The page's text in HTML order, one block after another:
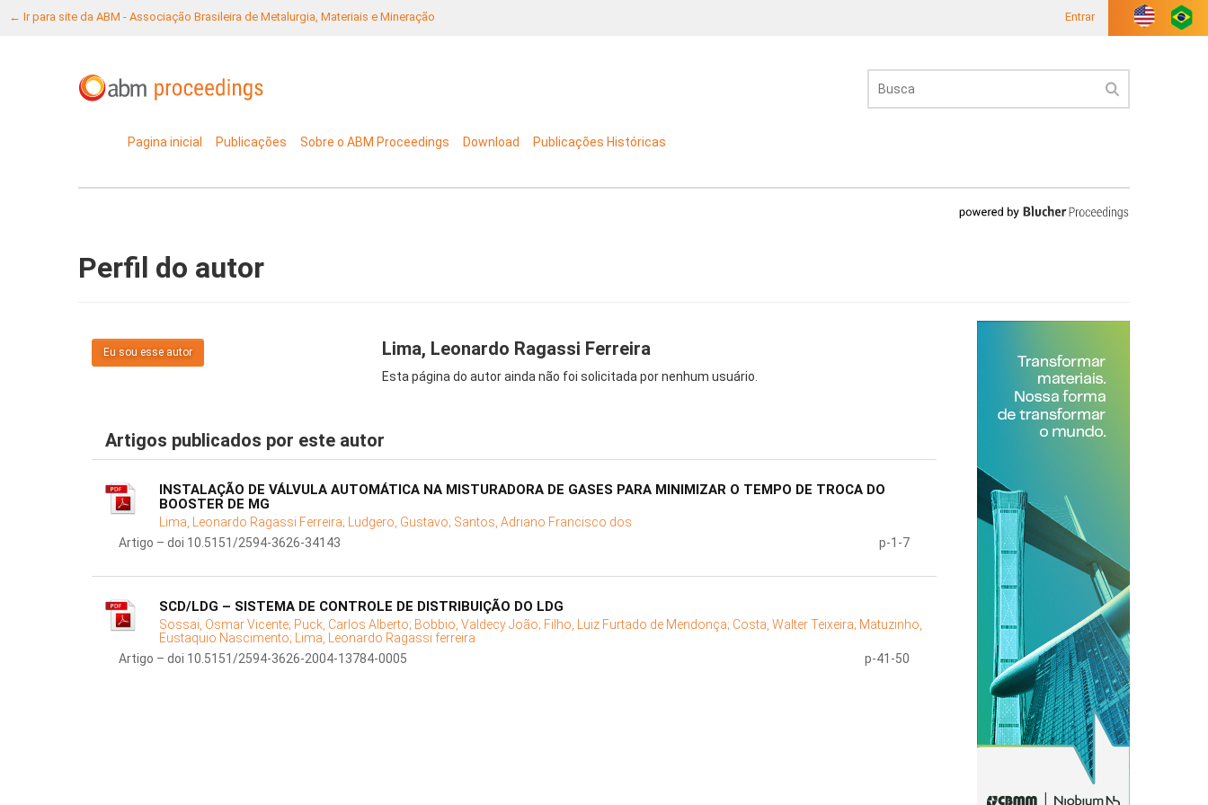
← Ir para site da ABM - Associação Brasileira de Metalurgia, Materiais e Mineração Entrar
Pagina inicial Publicações Sobre o ABM Proceedings Download Publicações Históricas
Perfil do autor
Eu sou esse autor Lima, Leonardo Ragassi Ferreira
Esta página do autor ainda não foi solicitada por nenhum usuário.
Artigos publicados por este autor
INSTALAÇÃO DE VÁLVULA AUTOMÁTICA NA MISTURADORA DE GASES PARA MINIMIZAR O TEMPO DE TROCA DO
BOOSTER DE MG
Lima, Leonardo Ragassi Ferreira; Ludgero, Gustavo; Santos, Adriano Francisco dos
Artigo – doi 10.5151/2594-3626-34143
p-1-7
SCD/LDG – SISTEMA DE CONTROLE DE DISTRIBUIÇÃO DO LDG
Sossai, Osmar Vicente; Puck, Carlos Alberto; Bobbio, Valdecy João; Filho, Luiz Furtado de Mendonça; Costa, Walter Teixeira; Matuzinho,
Eustaquio Nascimento; Lima, Leonardo Ragassi ferreira
Artigo – doi 10.5151/2594-3626-2004-13784-0005
p-41-50